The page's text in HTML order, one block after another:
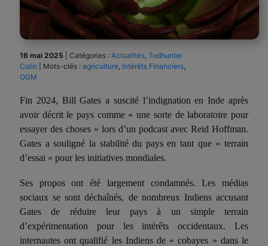
16 mai 2025 Catégories : Actualités Todhunter
Colin
Mots-clés : agriculture Intérêts Financiers
OGM
Fin 2024, Bill Gates a suscité l’indignation en Inde après
avoir décrit le pays comme « une sorte de laboratoire pour
essayer des choses » lors d’un podcast avec Reid Hoffman.
Gates a souligné la stabilité du pays en tant que « terrain
d’essai » pour les initiatives mondiales.
Ses propos ont été largement condamnés. Les médias
sociaux se sont déchaînés, de nombreux Indiens accusant
Gates de réduire leur pays à un simple terrain
d’expérimentation pour les intérêts occidentaux. Les
internautes ont qualifié les Indiens de « cobayes » dans le